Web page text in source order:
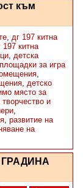
към
, дг 197 китна
197 китна
, детска
за игра
,
, детско
място за
и
,
, развитие на
на